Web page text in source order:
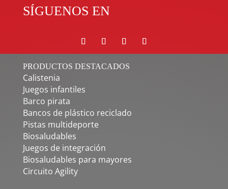
SÍGUENOS EN
PRODUCTOS DESTACADOS
Calistenia
Juegos infantiles
Barco pirata
Bancos de plástico reciclado
Pistas multideporte
Biosaludables
Juegos de integración
Biosaludables para mayores
Circuito Agility